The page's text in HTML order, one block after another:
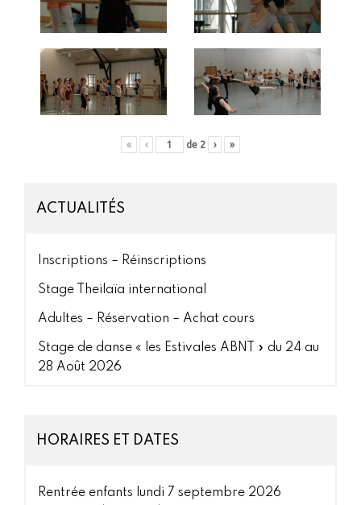
« ‹ de 2 › »
ACTUALITÉS
Inscriptions – Réinscriptions
Stage Theilaïa international
Adultes – Réservation – Achat cours
Stage de danse « les Estivales ABNT » du 24 au
28 Août 2026
HORAIRES ET DATES
Rentrée enfants lundi 7 septembre 2026